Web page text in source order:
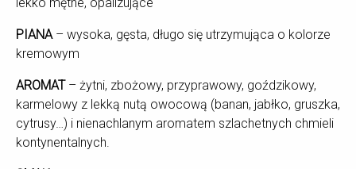
PIANA – wysoka, gęsta, długo się utrzymująca o kolorze
kremowym
AROMAT– żytni, zbożowy, przyprawowy, goździkowy,
karmelowy z lekką nutą owocową (banan, jabłko, gruszka,
cytrusy…) i nienachlanym aromatem szlachetnych chmieli
kontynentalnych.